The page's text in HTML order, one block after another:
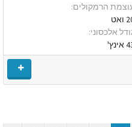
הרמקולים:
אלכסוני: